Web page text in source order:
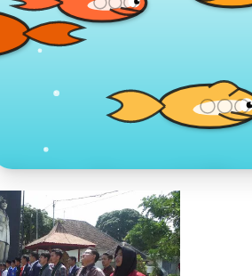
Toko Jurnal
KLIK / SENTUH UNTUK